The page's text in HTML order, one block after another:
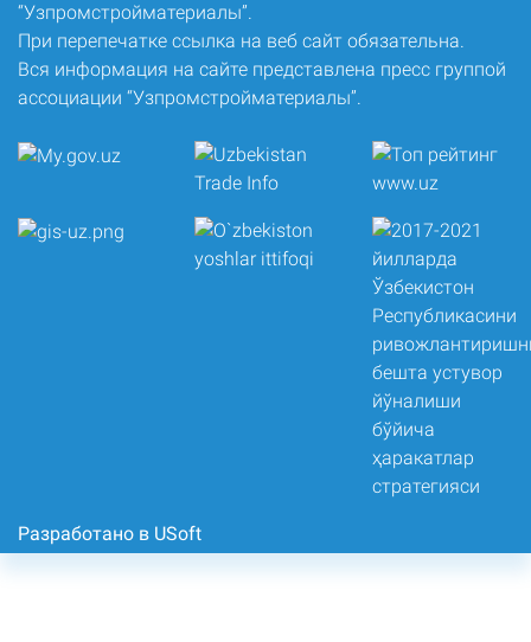
“Узпромстройматериалы”.
При перепечатке ссылка на веб сайт обязательна.
Вся информация на сайте представлена пресс группой
ассоциации “Узпромстройматериалы”.
Разработано в USoft